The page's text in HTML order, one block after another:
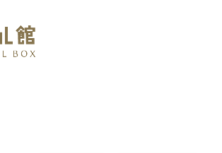
グドレスの相談・確認なら、広島ブライダル館